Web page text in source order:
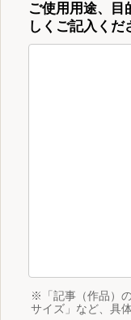
ご使用用途、目
しくご記入くだ
※「記事（作品）
サイズ」など、具